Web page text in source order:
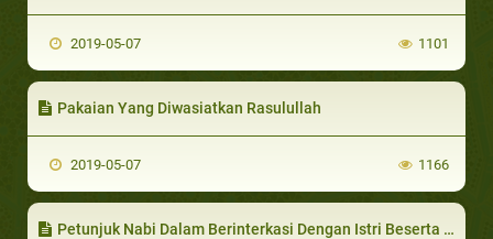
2019-05-07 1101
Pakaian Yang Diwasiatkan Rasulullah
2019-05-07 1166
Petunjuk Nabi Dalam Berinterkasi Dengan Istri Beserta Contoh Dari Beliau